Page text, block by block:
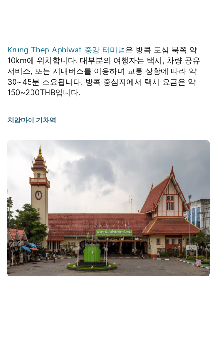
Krung Thep Aphiwat 중앙 터미널은 방콕 도심 북쪽 약
10km에 위치합니다. 대부분의 여행자는 택시, 차량 공유
서비스, 또는 시내버스를 이용하며 교통 상황에 따라 약
30~45분 소요됩니다. 방콕 중심지에서 택시 요금은 약
150~200THB입니다.
치앙마이 기차역